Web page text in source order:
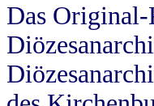
Das Original-